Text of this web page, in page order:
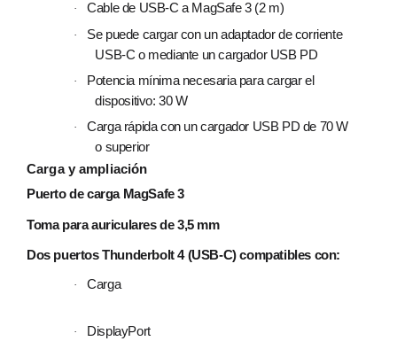
· Cable de USB‑C a MagSafe 3 (2 m)
·
Se puede cargar con un adaptador de corriente
USB‑C o mediante un cargador USB PD
·
Potencia mínima necesaria para cargar el
dispositivo: 30 W
·
Carga rápida con un cargador USB PD de 70 W
o superior
Carga y ampliación
Puerto de carga MagSafe 3
Toma para auriculares de 3,5 mm
Dos puertos Thunderbolt 4 (USB‑C) compatibles con:
· Carga
· DisplayPort